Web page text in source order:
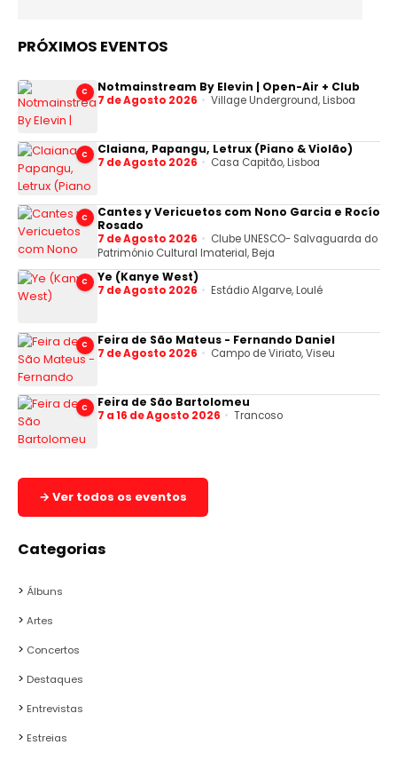
PRÓXIMOS EVENTOS
C Notmainstream By Elevin | Open-Air + Club
7 de Agosto 2026 Village Underground, Lisboa
C Claiana, Papangu, Letrux (Piano & Violão)
7 de Agosto 2026 Casa Capitão, Lisboa
C
Cantes y Vericuetos com Nono Garcia e Rocío
Rosado
7 de Agosto 2026
Clube UNESCO- Salvaguarda do
Património Cultural Imaterial, Beja
C Ye (Kanye West)
7 de Agosto 2026 Estádio Algarve, Loulé
C Feira de São Mateus - Fernando Daniel
7 de Agosto 2026 Campo de Viriato, Viseu
C Feira de São Bartolomeu
7 a 16 de Agosto 2026 Trancoso
→ Ver todos os eventos
Categorias
Álbuns
Artes
Concertos
Destaques
Entrevistas
Estreias